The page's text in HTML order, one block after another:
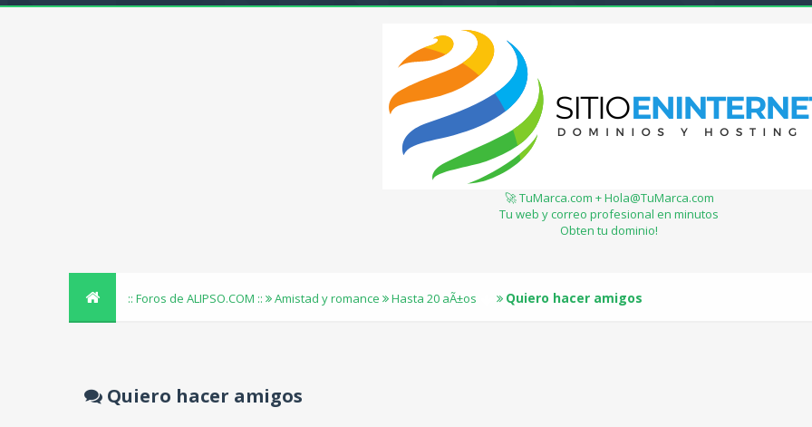
🚀 TuMarca.com + Hola@TuMarca.com
Tu web y correo profesional en minutos
Obten tu dominio!
:: Foros de ALIPSO.COM :: Amistad y romance Hasta 20 aÃ±os Quiero hacer amigos
Quiero hacer amigos